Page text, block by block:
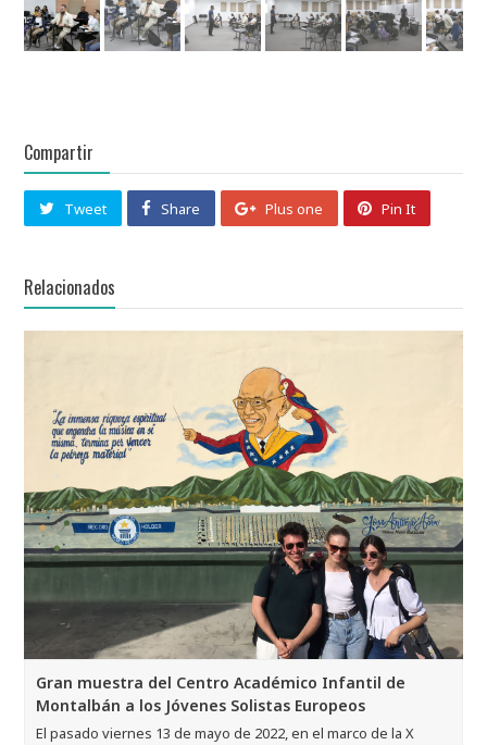
Compartir
Tweet Share Plus one Pin It
Relacionados
Gran muestra del Centro Académico Infantil de
Montalbán a los Jóvenes Solistas Europeos
El pasado viernes 13 de mayo de 2022, en el marco de la X